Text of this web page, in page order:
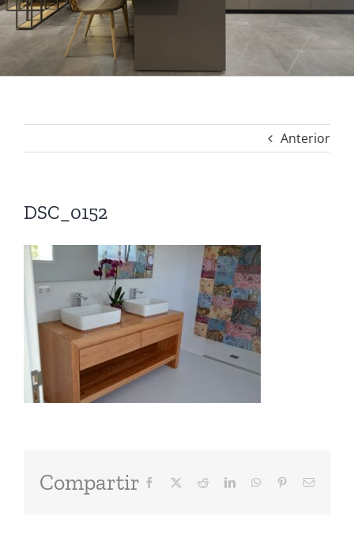
Anterior
DSC_0152
Compartir Facebook RedditLinkedInWhatsAppPinterestCorreo